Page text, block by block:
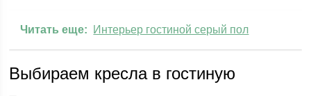
Читать еще: Интерьер гостиной серый пол
Выбираем кресла в гостиную